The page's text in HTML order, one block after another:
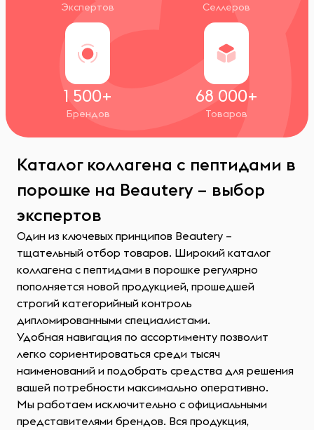
Экспертов Селлеров
1 500+
Брендов
68 000+
Товаров
Каталог коллагена с пептидами в
порошке на Beautery – выбор
экспертов
Один из ключевых принципов Beautery –
тщательный отбор товаров. Широкий каталог
коллагена с пептидами в порошке регулярно
пополняется новой продукцией, прошедшей
строгий категорийный контроль
дипломированными специалистами.
Удобная навигация по ассортименту позволит
легко сориентироваться среди тысяч
наименований и подобрать средства для решения
вашей потребности максимально оперативно.
Мы работаем исключительно с официальными
представителями брендов. Вся продукция,